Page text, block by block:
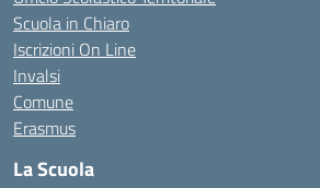
Scuola in Chiaro
Iscrizioni On Line
Invalsi
Comune
Erasmus
La Scuola